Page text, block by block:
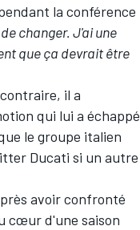
la conférence
changer. J'ai une
que ça devrait être
il a
qui lui a échappé
le groupe italien
Ducati si un autre
avoir confronté
cœur d'une saison